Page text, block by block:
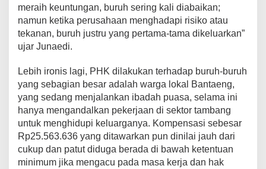
meraih keuntungan, buruh sering kali diabaikan;
namun ketika perusahaan menghadapi risiko atau
tekanan, buruh justru yang pertama-tama dikeluarkan”
ujar Junaedi.
Lebih ironis lagi, PHK dilakukan terhadap buruh-buruh
yang sebagian besar adalah warga lokal Bantaeng,
yang sedang menjalankan ibadah puasa, selama ini
hanya mengandalkan pekerjaan di sektor tambang
untuk menghidupi keluarganya. Kompensasi sebesar
Rp25.563.636 yang ditawarkan pun dinilai jauh dari
cukup dan patut diduga berada di bawah ketentuan
minimum jika mengacu pada masa kerja dan hak